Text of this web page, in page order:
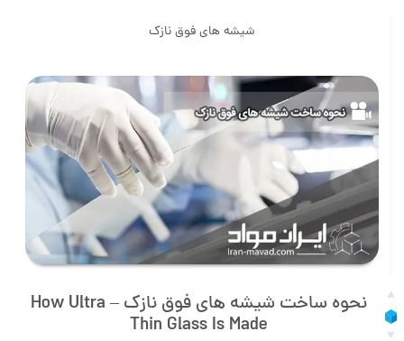
شیشه‌ های فوق نازک
نحوه ساخت شیشه‌ های فوق نازک – How Ultra
Thin Glass Is Made